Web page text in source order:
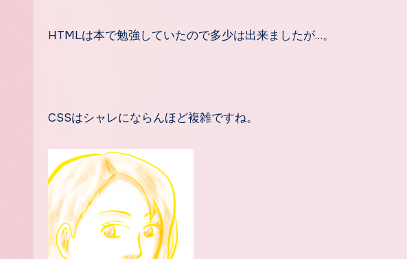
HTMLは本で勉強していたので多少は出来ましたが…。
CSSはシャレにならんほど複雑ですね。